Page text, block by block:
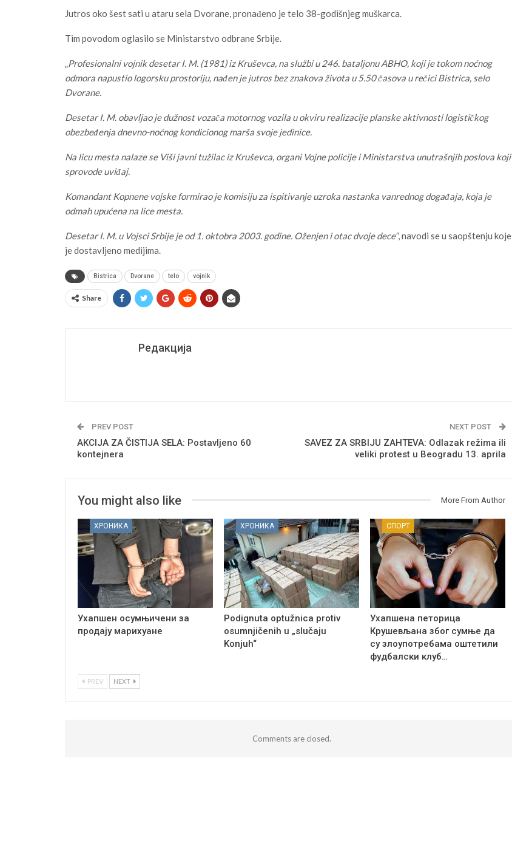
Jutros oko šest sati u ataru sela Dvorane, pronađeno je telo 38-godišnjeg muškarca.
Tim povodom oglasilo se Ministarstvo odbrane Srbije.
„Profesionalni vojnik desetar I. M. (1981) iz Kruševca, na službi u 246. bataljonu ABHO, koji je tokom noćnog
odmora napustio logorsku prostoriju, nađen je jutros bez znakova života u 5.50 časova u rečici Bistrica, selo
Dvorane.
Desetar I. M. obavljao je dužnost vozača motornog vozila u okviru realizacije planske aktivnosti logističkog
obezbeđenja dnevno-noćnog kondicionog marša svoje jedinice.
Na licu mesta nalaze se Viši javni tužilac iz Kruševca, organi Vojne policije i Ministarstva unutrašnjih poslova koji
sprovode uviđaj.
Komandant Kopnene vojske formirao je komisiju za ispitivanje uzroka nastanka vanrednog događaja, koja je
odmah upućena na lice mesta.
Desetar I. M. u Vojsci Srbije je od 1. oktobra 2003. godine. Oženjen i otac dvoje dece“, navodi se u saopštenju koje
je dostavljeno medijima.
Bistrica Dvorane telo vojnik
Share
Редакција
PREV POST
AKCIJA ZA ČISTIJA SELA: Postavljeno 60
kontejnera
NEXT POST
SAVEZ ZA SRBIJU ZAHTEVA: Odlazak režima ili
veliki protest u Beogradu 13. aprila
You might also like More From Author
ХРОНИКА
Ухапшен осумњичени за
продају марихуане
ХРОНИКА
Podignuta optužnica protiv
osumnjičenih u „slučaju
Konjuh“
СПОРТ
Ухапшена петорица
Крушевљана због сумње да
су злоупотребама оштетили
фудбалски клуб…
PREV NEXT
Comments are closed.